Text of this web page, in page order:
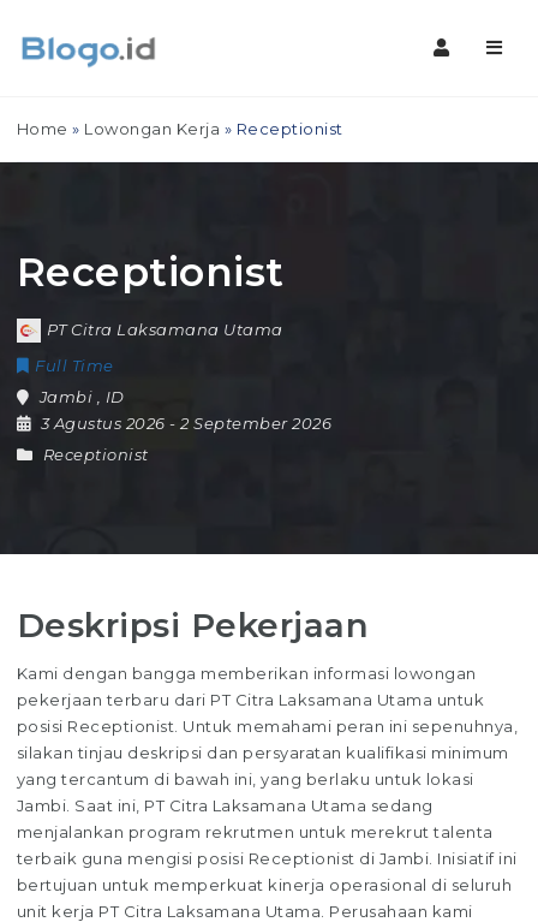
Home » Lowongan Kerja » Receptionist
Receptionist
PT Citra Laksamana Utama
Full Time
Jambi
ID
3 Agustus 2026- 2 September 2026
Receptionist
Deskripsi Pekerjaan
Kami dengan bangga memberikan informasi lowongan
pekerjaan terbaru dari PT Citra Laksamana Utama untuk
posisi Receptionist. Untuk memahami peran ini sepenuhnya,
silakan tinjau deskripsi dan persyaratan kualifikasi minimum
yang tercantum di bawah ini, yang berlaku untuk lokasi
Jambi. Saat ini, PT Citra Laksamana Utama sedang
menjalankan program rekrutmen untuk merekrut talenta
terbaik guna mengisi posisi Receptionist di Jambi. Inisiatif ini
bertujuan untuk memperkuat kinerja operasional di seluruh
unit kerja PT Citra Laksamana Utama. Perusahaan kami